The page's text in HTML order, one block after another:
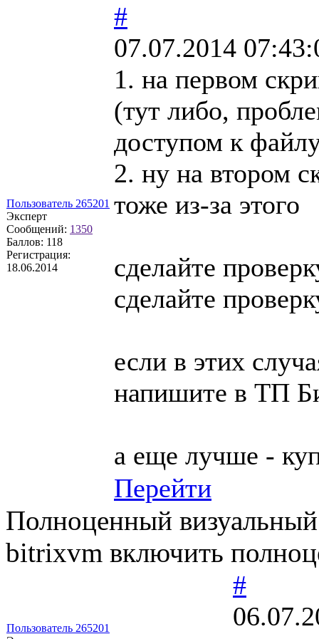
Пользователь 265201
Эксперт
Сообщений: 1350
Баллов: 118
Регистрация:
18.06.2014
#
07.07.2014
1. на первом
(тут либо,
доступом к
2. ну на втором
тоже из-за этого
сделайте
сделайте
если в этих
напишите в ТП
а еще лучше -
Перейти
Полноценный
bitrixvm включить
Пользователь 265201
#